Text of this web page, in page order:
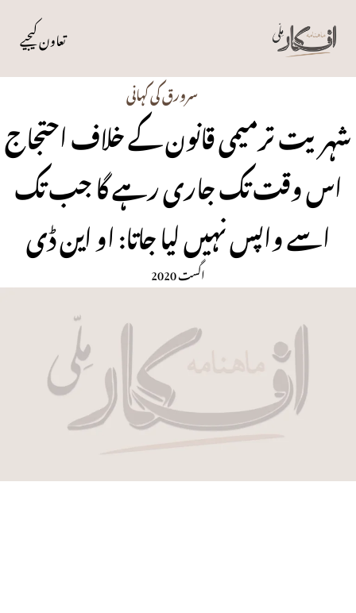
تعاون کیجیے
سرورق کی کہانی
شہریت ترمیمی قانون کے خلاف احتجاج
اس وقت تک جاری رہے گا جب تک
اسے واپس نہیں لیا جاتا: او این ڈی
اگست 2020